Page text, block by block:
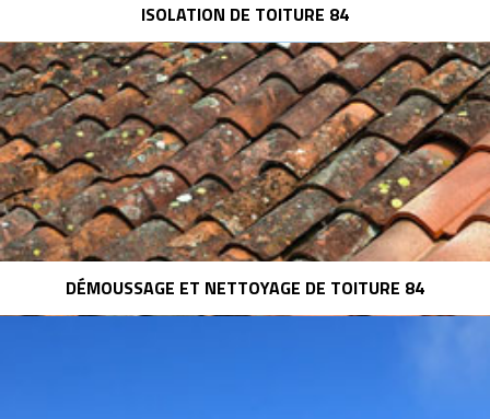
ISOLATION DE TOITURE 84
DÉMOUSSAGE ET NETTOYAGE DE TOITURE 84